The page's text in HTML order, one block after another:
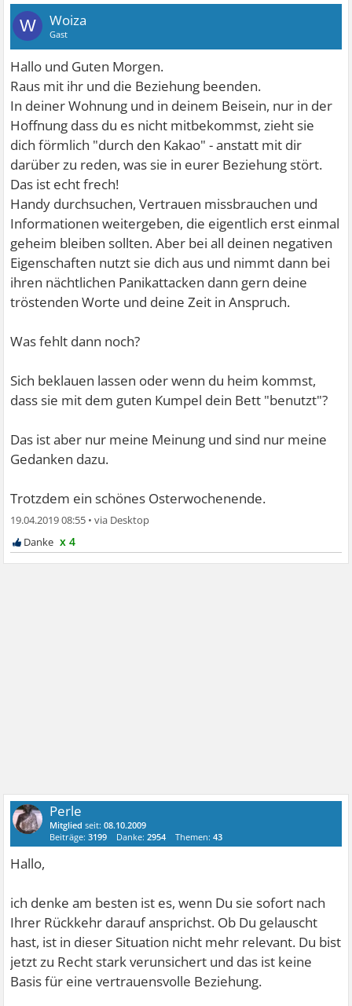
W Woiza
Gast
Hallo und Guten Morgen.
Raus mit ihr und die Beziehung beenden.
In deiner Wohnung und in deinem Beisein, nur in der
Hoffnung dass du es nicht mitbekommst, zieht sie
dich förmlich "durch den Kakao" - anstatt mit dir
darüber zu reden, was sie in eurer Beziehung stört.
Das ist echt frech!
Handy durchsuchen, Vertrauen missbrauchen und
Informationen weitergeben, die eigentlich erst einmal
geheim bleiben sollten. Aber bei all deinen negativen
Eigenschaften nutzt sie dich aus und nimmt dann bei
ihren nächtlichen Panikattacken dann gern deine
tröstenden Worte und deine Zeit in Anspruch.
Was fehlt dann noch?
Sich beklauen lassen oder wenn du heim kommst,
dass sie mit dem guten Kumpel dein Bett "benutzt"?
Das ist aber nur meine Meinung und sind nur meine
Gedanken dazu.
Trotzdem ein schönes Osterwochenende.
19.04.2019 08:55 •
x 4
Perle
Mitglied seit:08.10.2009
Beiträge:3199 Danke:2954 Themen:43
Hallo,
ich denke am besten ist es, wenn Du sie sofort nach
Ihrer Rückkehr darauf ansprichst. Ob Du gelauscht
hast, ist in dieser Situation nicht mehr relevant. Du bist
jetzt zu Recht stark verunsichert und das ist keine
Basis für eine vertrauensvolle Beziehung.